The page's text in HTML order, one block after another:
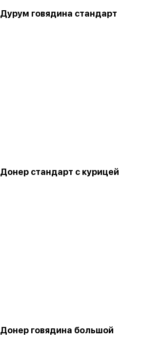
Дурум говядина стандарт
Донер стандарт с курицей
Донер говядина большой